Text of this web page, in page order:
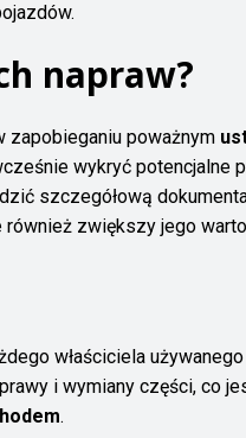
napraw?
zapobieganiu poważnym
wykryć potencjalne
szczegółową
zwiększy jego
właściciela
i wymiany części, co
.